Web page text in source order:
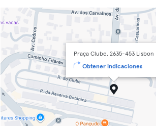
Praça Clube, 2635-453 Lisbon
Obtener indicaciones